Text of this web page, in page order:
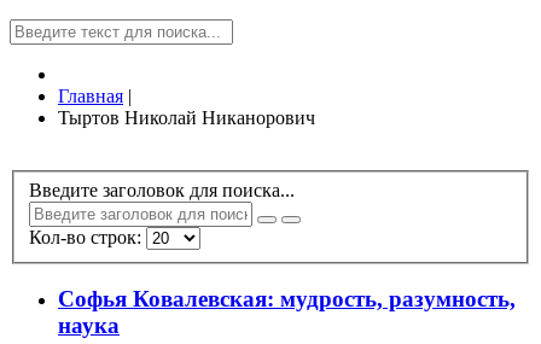
Главная |
Тыртов Николай Никанорович
Введите заголовок для поиска...
Кол-во строк:
Софья Ковалевская: мудрость, разумность,
наука